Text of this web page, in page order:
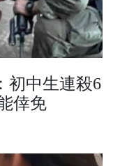
初中生連殺6
倖免